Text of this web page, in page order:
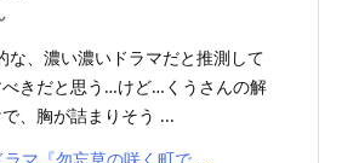
な、濃い濃いドラマだと推測して
きだと思う…けど…くうさんの解
、胸が詰まりそう ...